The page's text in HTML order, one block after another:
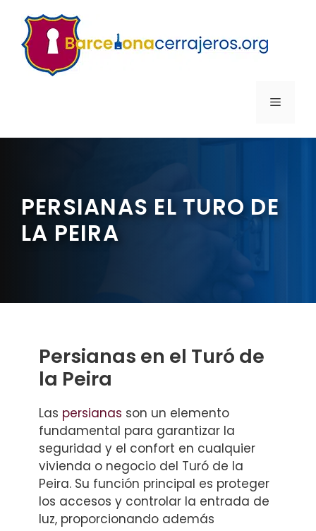
contenido
MENÚ
PERSIANAS EL TURO DE
LA PEIRA
Persianas en el Turó de
la Peira
Las persianas son un elemento
fundamental para garantizar la
seguridad y el confort en cualquier
vivienda o negocio del Turó de la
Peira. Su función principal es proteger
los accesos y controlar la entrada de
luz, proporcionando además